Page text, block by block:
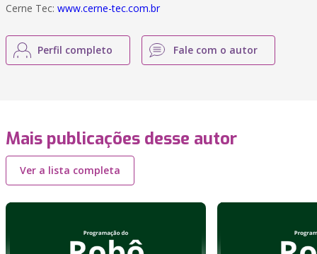
Cerne Tec: www.cerne-tec.com.br
Perfil completo Fale com o autor
Mais publicações desse autor
Ver a lista completa